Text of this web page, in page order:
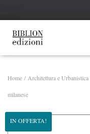
Home / Architettura e Urbanistica
milanese
IN OFFERTA!